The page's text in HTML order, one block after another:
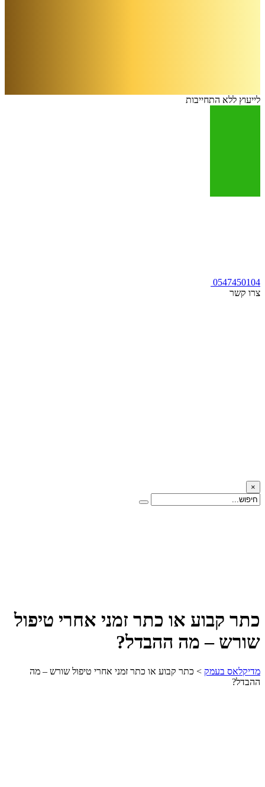
לייעוץ ללא התחייבות
0547450104
צרו קשר
×
כתר קבוע או כתר זמני אחרי טיפול
שורש – מה ההבדל?
מדיקלאס בעמק > כתר קבוע או כתר זמני אחרי טיפול שורש – מה
ההבדל?